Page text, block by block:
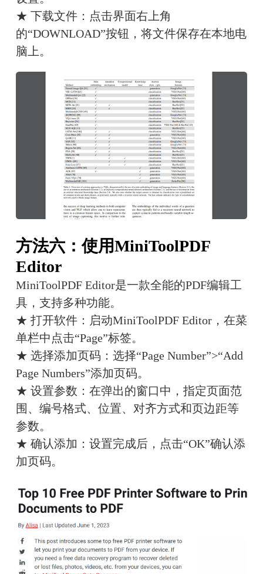
★ 下载文件：点击界面右上角
的“DOWNLOAD”按钮，将文件保存在本地电
脑上。
方法六：使用MiniToolPDF
Editor
MiniToolPDF Editor是一款全能的PDF编辑工
具，支持多种功能。
★ 打开软件：启动MiniToolPDF Editor，在菜
单栏中点击“Page”标签。
★ 选择添加页码：选择“Page Number”>“Add
Page Numbers”添加页码。
★ 设置参数：在弹出的窗口中，指定页面范
围、编号格式、位置、对齐方式和页边距等
参数。
★ 确认添加：设置完成后，点击“OK”确认添
加页码。